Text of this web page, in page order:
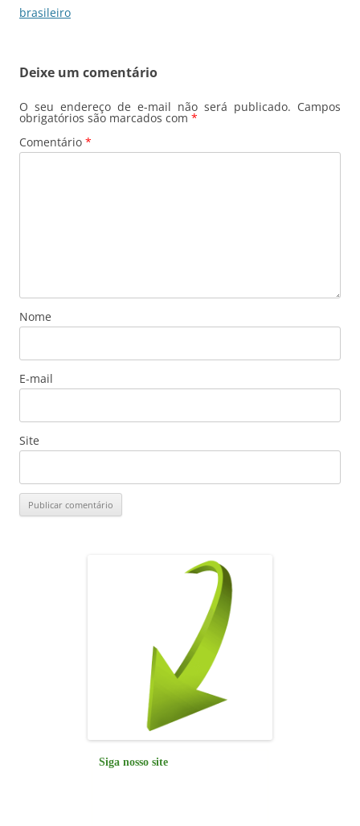
posts
brasileiro
Deixe um comentário
O seu endereço de e-mail não será publicado. Campos
obrigatórios são marcados com *
Comentário *
Nome
E-mail
Site
Siga nosso site